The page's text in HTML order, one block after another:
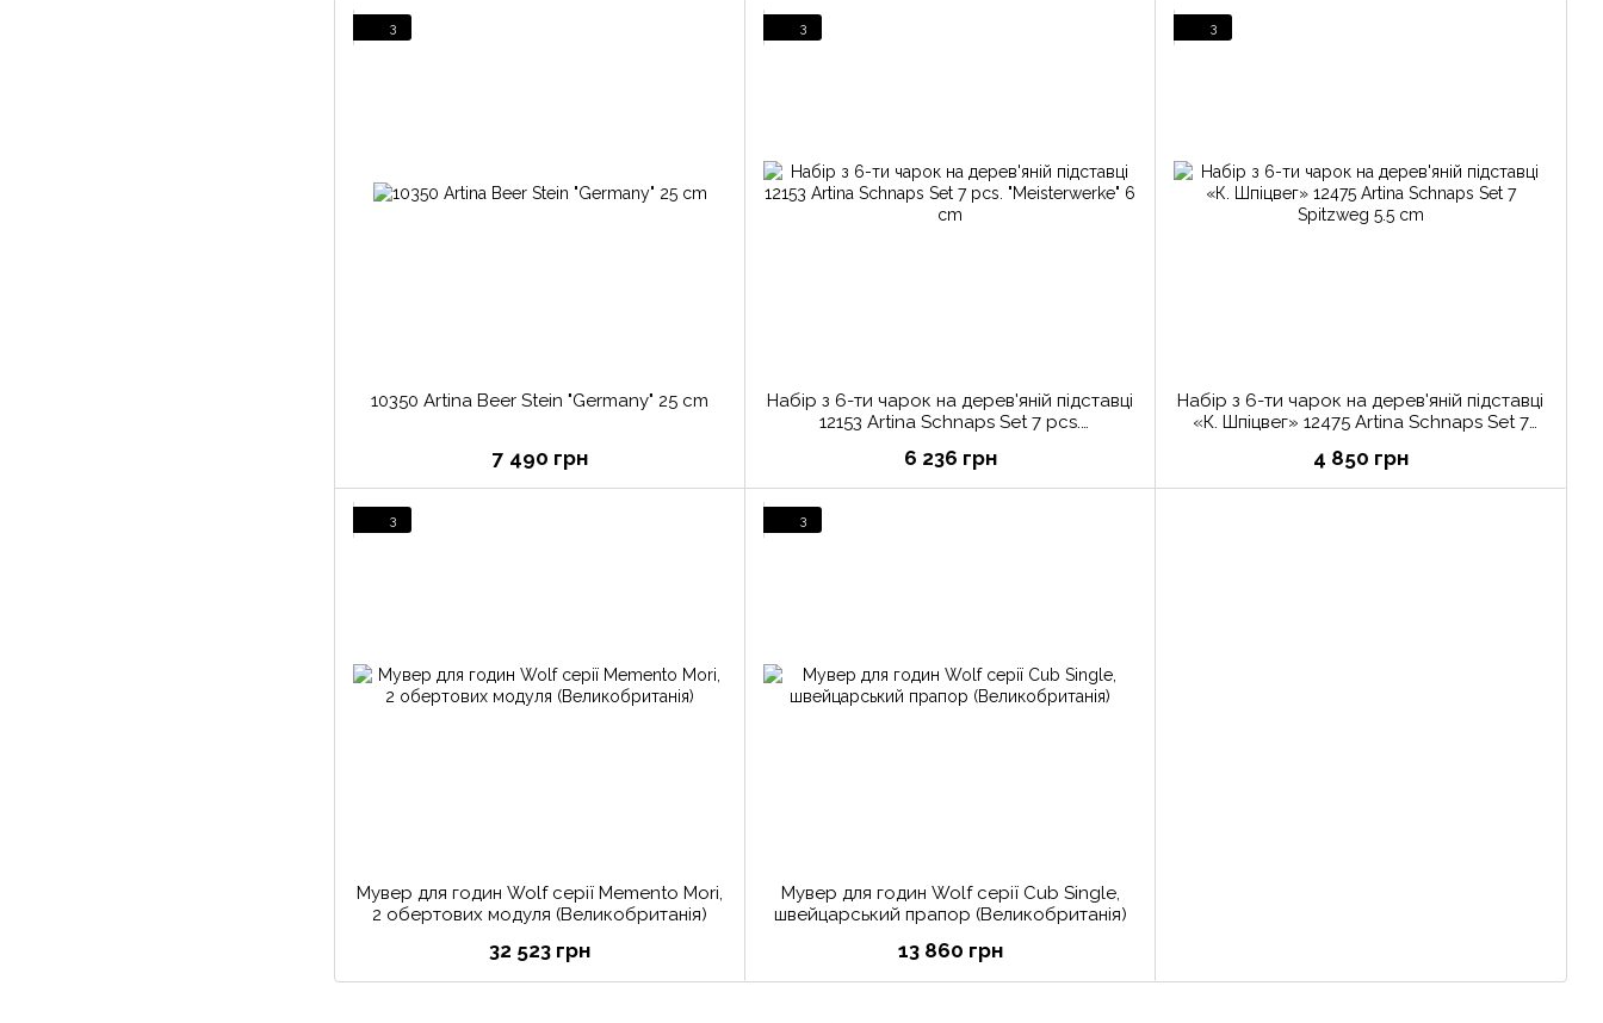
3
10350 Artina Beer Stein "Germany" 25 cm
7 490 грн
3
Набір з 6-ти чарок на дерев'яній підставці
12153 Artina Schnaps Set 7 pcs.
6 236 грн
3
Набір з 6-ти чарок на дерев'яній підставці
«К. Шпіцвег» 12475 Artina Schnaps Set 7
4 850 грн
3
Мувер для годин Wolf серії Memento Mori,
2 обертових модуля (Великобританія)
32 523 грн
3
Мувер для годин Wolf серії Cub Single,
швейцарський прапор (Великобританія)
13 860 грн